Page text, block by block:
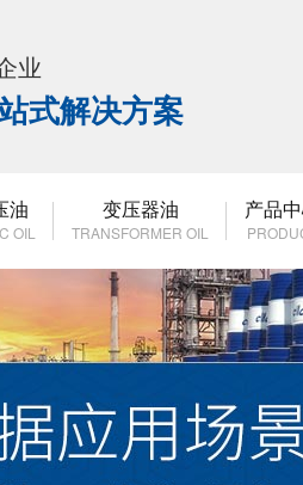
业
式解决方案
油
OIL
变压器油
TRANSFORMER OIL
产品